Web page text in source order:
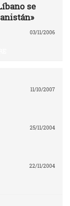
se
03/11/2006
11/10/2007
25/11/2004
22/11/2004